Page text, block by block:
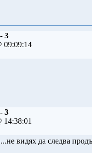
3
09:09:14
3
14:38:01
видях да следва